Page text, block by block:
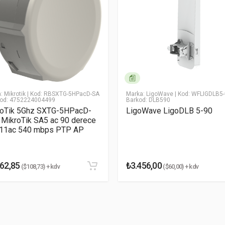
24V, 0.5A PoE
Passive PoE (Pairs 4, 5+; 7, 8 Return)
6W
Mikrotik | Kod: RBSXTG-5HPacD-SA
4752224004499
5Ghz SXTG-5HPacD-
SA5 ac 90 derece
540 mbps PTP AP
($108,73) + kdv
Marka: LigoWave | Kod:
Barkod: DLB590
LigoWave LigoDLB 5-90
₺3.456,00($60,00) + kdv